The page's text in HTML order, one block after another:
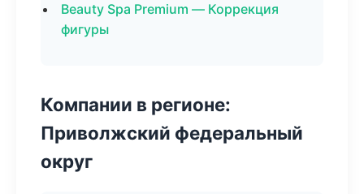
Beauty Spa Premium — Коррекция
фигуры
Компании в регионе:
Приволжский федеральный
округ